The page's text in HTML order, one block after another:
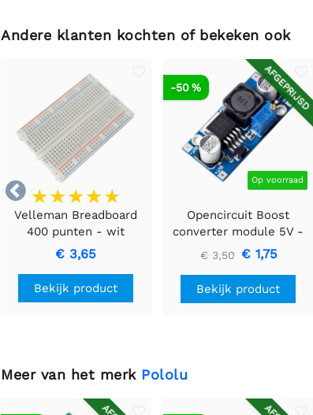
Andere klanten kochten of bekeken ook

Velleman Breadboard
400 punten - wit
€ 3,65
Bekijk product
AFGEPRIJSD
Op voorraad
-50 %
Opencircuit Boost
converter module 5V -
35V XL6009
€ 3,50 € 1,75
Bekijk product
Meer van het merk Pololu